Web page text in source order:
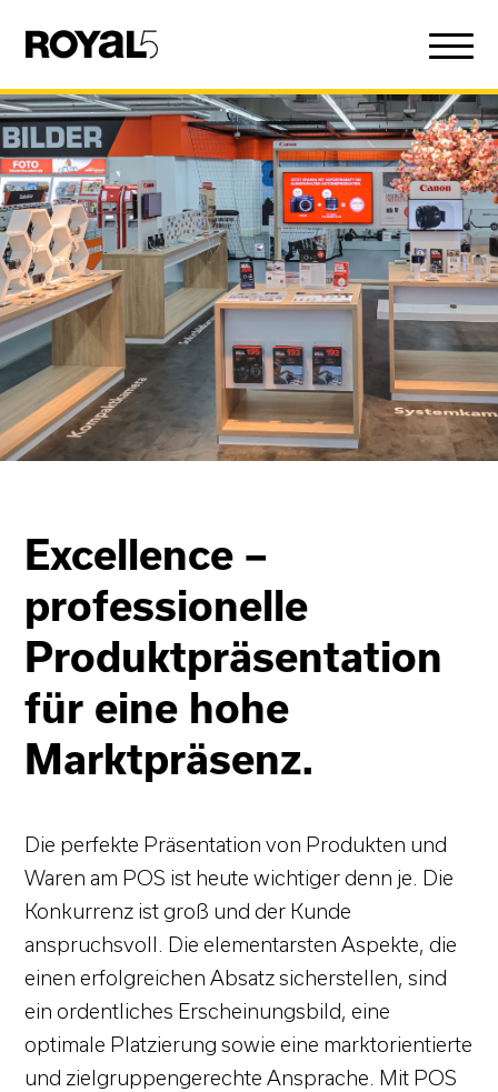
Excellence –
professionelle
Produktpräsentation
für eine hohe
Marktpräsenz.
Die perfekte Präsentation von Produkten und
Waren am POS ist heute wichtiger denn je. Die
Konkurrenz ist groß und der Kunde
anspruchsvoll. Die elementarsten Aspekte, die
einen erfolgreichen Absatz sicherstellen, sind
ein ordentliches Erscheinungsbild, eine
optimale Platzierung sowie eine marktorientierte
und zielgruppengerechte Ansprache. Mit POS